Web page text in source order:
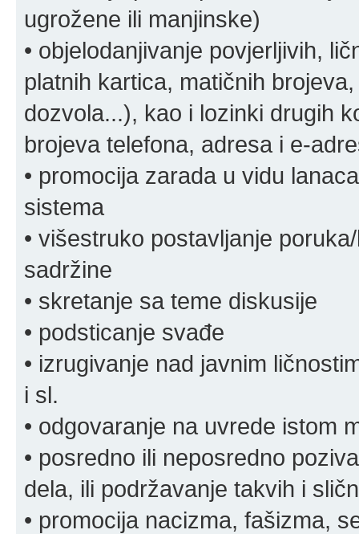
ugrožene ili manjinske)
• objelodanjivanje povjerljivih,
platnih kartica, matičnih
dozvola...), kao i lozinki drugih
brojeva telefona, adresa i e-
• promocija zarada u vidu
sistema
• višestruko postavljanje
sadržine
• skretanje sa teme diskusije
• podsticanje svađe
• izrugivanje nad javnim
i sl.
• odgovaranje na uvrede istom
• posredno ili neposredno
dela, ili podržavanje takvih i
• promocija nacizma, fašizma,